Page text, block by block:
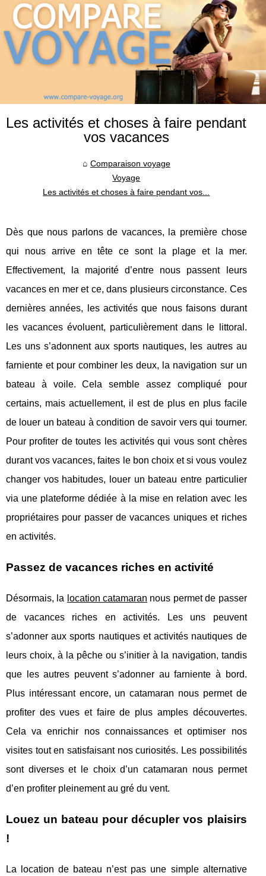
Les activités et choses à faire pendant
vos vacances
Comparaison voyage
Voyage
Les activités et choses à faire pendant vos...
Dès que nous parlons de vacances, la première chose
qui nous arrive en tête ce sont la plage et la mer.
Effectivement, la majorité d’entre nous passent leurs
vacances en mer et ce, dans plusieurs circonstance. Ces
dernières années, les activités que nous faisons durant
les vacances évoluent, particulièrement dans le littoral.
Les uns s’adonnent aux sports nautiques, les autres au
farniente et pour combiner les deux, la navigation sur un
bateau à voile. Cela semble assez compliqué pour
certains, mais actuellement, il est de plus en plus facile
de louer un bateau à condition de savoir vers qui tourner.
Pour profiter de toutes les activités qui vous sont chères
durant vos vacances, faites le bon choix et si vous voulez
changer vos habitudes, louer un bateau entre particulier
via une plateforme dédiée à la mise en relation avec les
propriétaires pour passer de vacances uniques et riches
en activités.
Passez de vacances riches en activité
Désormais, la location catamaran nous permet de passer
de vacances riches en activités. Les uns peuvent
s’adonner aux sports nautiques et activités nautiques de
leurs choix, à la pêche ou s’initier à la navigation, tandis
que les autres peuvent s’adonner au farniente à bord.
Plus intéressant encore, un catamaran nous permet de
profiter des vues et faire de plus amples découvertes.
Cela va enrichir nos connaissances et optimiser nos
visites tout en satisfaisant nos curiosités. Les possibilités
sont diverses et le choix d’un catamaran nous permet
d’en profiter pleinement au gré du vent.
Louez un bateau pour décupler vos plaisirs
!
La location de bateau n’est pas une simple alternative